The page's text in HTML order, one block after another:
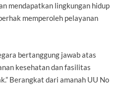
mendapatkan lingkungan hidup
memperoleh pelayanan
bertanggung jawab atas
kesehatan dan fasilitas
Berangkat dari amanah UU No